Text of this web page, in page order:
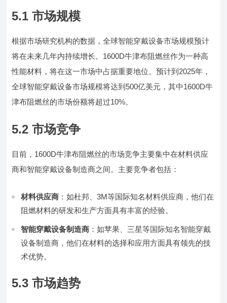
5.1 市场规模
根据市场研究机构的数据，全球智能穿戴设备市场规模预计
将在未来几年内持续增长。1600D牛津布阻燃丝作为一种高
性能材料，将在这一市场中占据重要地位。预计到2025年，
全球智能穿戴设备市场规模将达到500亿美元，其中1600D牛
津布阻燃丝的市场份额将超过10%。
5.2 市场竞争
目前，1600D牛津布阻燃丝的市场竞争主要集中在材料供应
商和智能穿戴设备制造商之间。主要竞争者包括：
材料供应商 ：如杜邦、3M等国际知名材料供应商，他们在
阻燃材料的研发和生产方面具有丰富的经验。
智能穿戴设备制造商 ：如苹果、三星等国际知名智能穿戴
设备制造商，他们在材料的选择和应用方面具有领先的技
术优势。
5.3 市场趋势